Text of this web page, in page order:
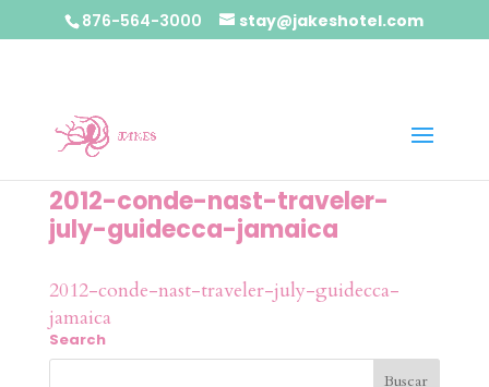
876-564-3000 stay@jakeshotel.com
2012-conde-nast-traveler-
july-guidecca-jamaica
2012-conde-nast-traveler-july-guidecca-
jamaica
Search